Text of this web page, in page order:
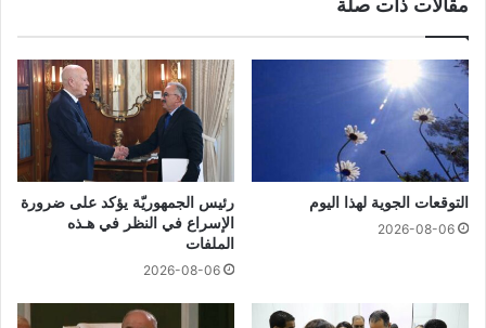
مقالات ذات صلة
التوقعات الجوية لهذا اليوم
2026-08-06
رئيس الجمهوريّة يؤكد على ضرورة
الإسراع في النظر في هـذه
الملفات
2026-08-06